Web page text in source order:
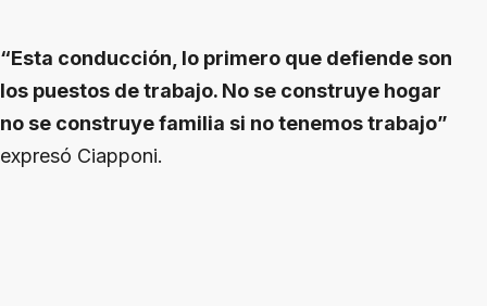
“Esta conducción, lo primero que defiende son
los puestos de trabajo. No se construye hogar
no se construye familia si no tenemos trabajo”
expresó Ciapponi.